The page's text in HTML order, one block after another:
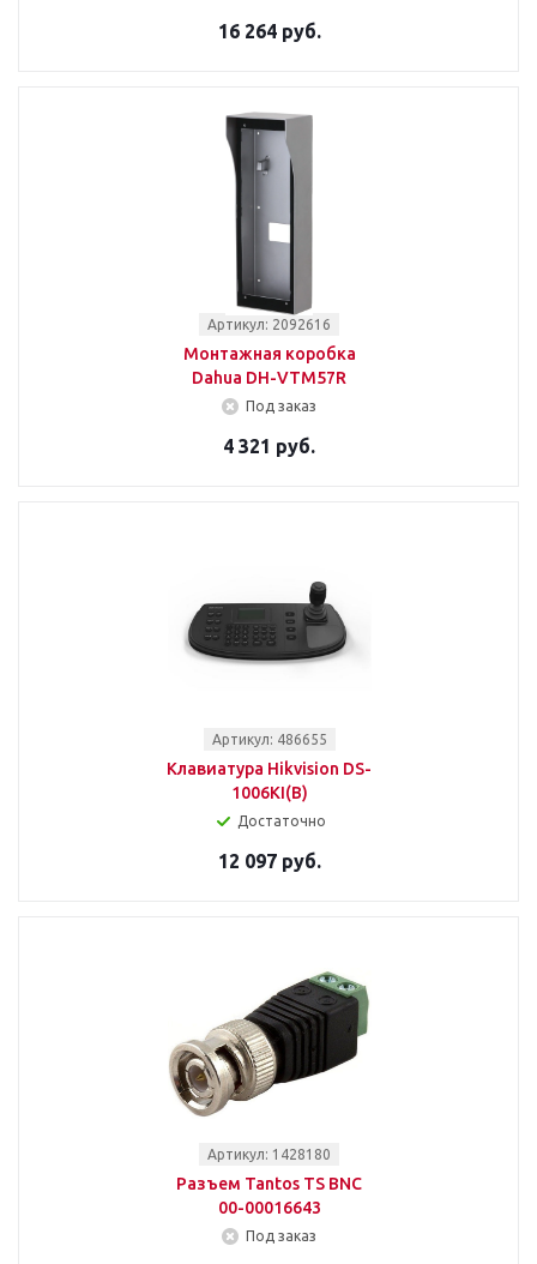
16 264 руб.
Артикул: 2092616
Монтажная коробка
Dahua DH-VTM57R
Под заказ
4 321 руб.
Артикул: 486655
Клавиатура Hikvision DS-
1006KI(B)
Достаточно
12 097 руб.
Артикул: 1428180
Разъем Tantos TS BNC
00-00016643
Под заказ